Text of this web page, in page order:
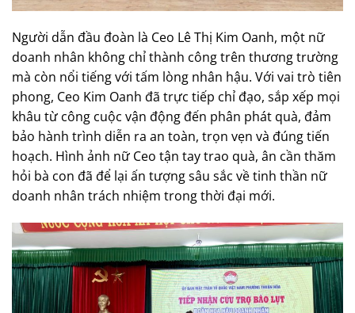
Người dẫn đầu đoàn là Ceo Lê Thị Kim Oanh, một nữ
doanh nhân không chỉ thành công trên thương trường
mà còn nổi tiếng với tấm lòng nhân hậu. Với vai trò tiên
phong, Ceo Kim Oanh đã trực tiếp chỉ đạo, sắp xếp mọi
khâu từ công cuộc vận động đến phân phát quà, đảm
bảo hành trình diễn ra an toàn, trọn vẹn và đúng tiến
hoạch. Hình ảnh nữ Ceo tận tay trao quà, ân cần thăm
hỏi bà con đã để lại ấn tượng sâu sắc về tinh thần nữ
doanh nhân trách nhiệm trong thời đại mới.